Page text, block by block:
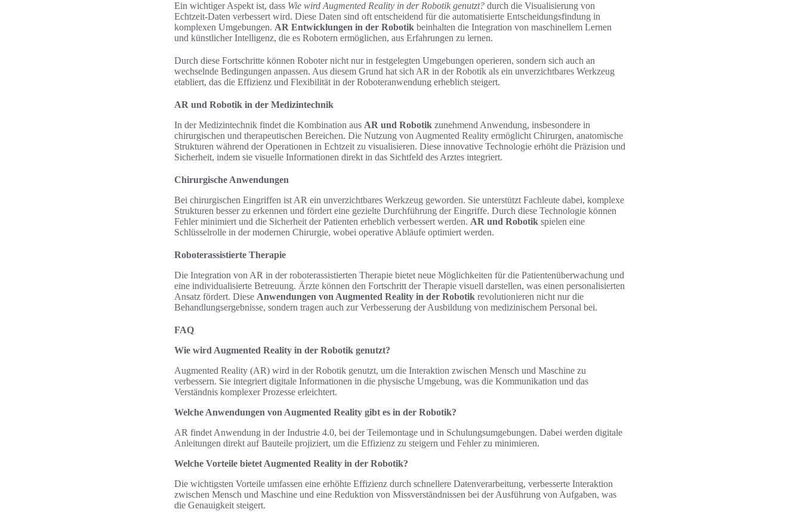
Ein wichtiger Aspekt ist, dass Wie wird Augmented Reality in der Robotik genutzt? durch die Visualisierung von
Echtzeit-Daten verbessert wird. Diese Daten sind oft entscheidend für die automatisierte Entscheidungsfindung in
komplexen Umgebungen. AR Entwicklungen in der Robotik beinhalten die Integration von maschinellem Lernen
und künstlicher Intelligenz, die es Robotern ermöglichen, aus Erfahrungen zu lernen.
Durch diese Fortschritte können Roboter nicht nur in festgelegten Umgebungen operieren, sondern sich auch an
wechselnde Bedingungen anpassen. Aus diesem Grund hat sich AR in der Robotik als ein unverzichtbares Werkzeug
etabliert, das die Effizienz und Flexibilität in der Roboteranwendung erheblich steigert.
AR und Robotik in der Medizintechnik
In der Medizintechnik findet die Kombination aus AR und Robotik zunehmend Anwendung, insbesondere in
chirurgischen und therapeutischen Bereichen. Die Nutzung von Augmented Reality ermöglicht Chirurgen, anatomische
Strukturen während der Operationen in Echtzeit zu visualisieren. Diese innovative Technologie erhöht die Präzision und
Sicherheit, indem sie visuelle Informationen direkt in das Sichtfeld des Arztes integriert.
Chirurgische Anwendungen
Bei chirurgischen Eingriffen ist AR ein unverzichtbares Werkzeug geworden. Sie unterstützt Fachleute dabei, komplexe
Strukturen besser zu erkennen und fördert eine gezielte Durchführung der Eingriffe. Durch diese Technologie können
Fehler minimiert und die Sicherheit der Patienten erheblich verbessert werden. AR und Robotik spielen eine
Schlüsselrolle in der modernen Chirurgie, wobei operative Abläufe optimiert werden.
Roboterassistierte Therapie
Die Integration von AR in der roboterassistierten Therapie bietet neue Möglichkeiten für die Patientenüberwachung und
eine individualisierte Betreuung. Ärzte können den Fortschritt der Therapie visuell darstellen, was einen personalisierten
Ansatz fördert. Diese Anwendungen von Augmented Reality in der Robotik revolutionieren nicht nur die
Behandlungsergebnisse, sondern tragen auch zur Verbesserung der Ausbildung von medizinischem Personal bei.
FAQ
Wie wird Augmented Reality in der Robotik genutzt?
Augmented Reality (AR) wird in der Robotik genutzt, um die Interaktion zwischen Mensch und Maschine zu
verbessern. Sie integriert digitale Informationen in die physische Umgebung, was die Kommunikation und das
Verständnis komplexer Prozesse erleichtert.
Welche Anwendungen von Augmented Reality gibt es in der Robotik?
AR findet Anwendung in der Industrie 4.0, bei der Teilemontage und in Schulungsumgebungen. Dabei werden digitale
Anleitungen direkt auf Bauteile projiziert, um die Effizienz zu steigern und Fehler zu minimieren.
Welche Vorteile bietet Augmented Reality in der Robotik?
Die wichtigsten Vorteile umfassen eine erhöhte Effizienz durch schnellere Datenverarbeitung, verbesserte Interaktion
zwischen Mensch und Maschine und eine Reduktion von Missverständnissen bei der Ausführung von Aufgaben, was
die Genauigkeit steigert.